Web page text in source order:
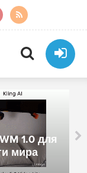
1.0 для
мира